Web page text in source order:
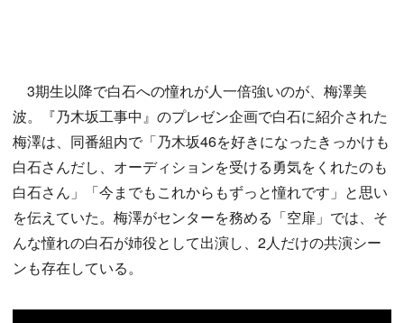
3期生以降で白石への憧れが人一倍強いのが、梅澤美
波。『乃木坂工事中』のプレゼン企画で白石に紹介された
梅澤は、同番組内で「乃木坂46を好きになったきっかけも
白石さんだし、オーディションを受ける勇気をくれたのも
白石さん」「今までもこれからもずっと憧れです」と思い
を伝えていた。梅澤がセンターを務める「空扉」では、そ
んな憧れの白石が姉役として出演し、2人だけの共演シー
ンも存在している。